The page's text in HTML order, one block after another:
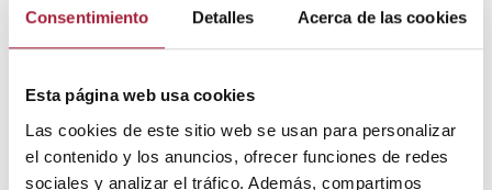
Consentimiento Detalles Acerca de las cookies
Esta página web usa cookies
Las cookies de este sitio web se usan para personalizar
el contenido y los anuncios, ofrecer funciones de redes
sociales y analizar el tráfico. Además, compartimos
De ser así, aplicar frío local mediantecompresas o
mitigar el dolor.
Paralelamente, hay estudios que muestran que la
aplicación demasajes con hielomejora la fuerza
muscular de la pierna y la amplitud de movimiento de la